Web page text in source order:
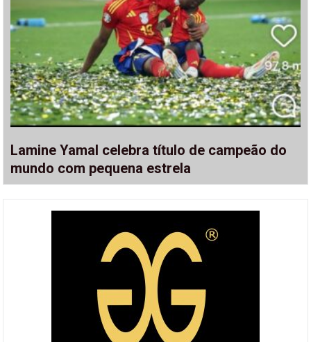
Lamine Yamal celebra título de campeão do
mundo com pequena estrela